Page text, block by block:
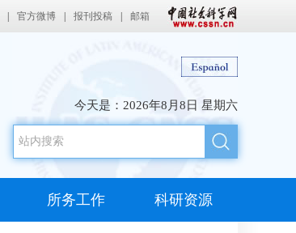
官方微博 报刊投稿 邮箱
今天是： 2026年8月8日 星期六
所务工作 科研资源